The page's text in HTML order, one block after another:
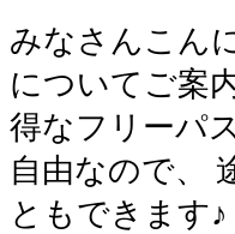
みなさんこん
についてご案
得なフリーパ
自由なので、
ともできます♪